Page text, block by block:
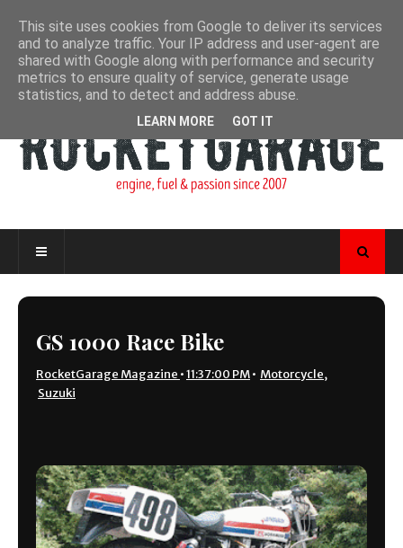
GS 1000 Race Bike
RocketGarage Magazine •11:37:00 PM• Motorcycle,
Suzuki
This site uses cookies from Google to deliver its services
and to analyze traffic. Your IP address and user-agent are
shared with Google along with performance and security
metrics to ensure quality of service, generate usage
statistics, and to detect and address abuse.
LEARN MORE GOT IT